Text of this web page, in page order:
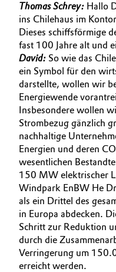
Energy,
Food & Beverage
Green Hydrogen
Home Care &
Industrial
Lubricants &
Medical Devices
Metals & Mining
Oil & Gas,
Business Lines
Karriere
Investor Relations
Medien
Thomas Schrey: Hallo
ins Chilehaus im
Dieses schiffsförmige
fast 100 Jahre alt und
David: So wie das
ein Symbol für den
darstellte, wollen wir
Energiewende
Insbesondere wollen
Strombezug gänzlich
nachhaltige
Energien und deren CO
wesentlichen
150 MW elektrischer
Windpark EnBW He
als ein Drittel des
in Europa abdecken.
Schritt zur Reduktion
durch die
Verringerung um
erreicht werden.